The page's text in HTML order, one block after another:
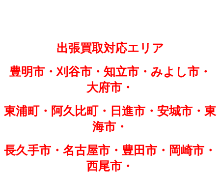
出張買取対応エリア
豊明市・刈谷市・知立市・みよし市・
大府市・
東浦町・阿久比町・日進市・安城市・東
海市・
長久手市・名古屋市・豊田市・岡崎市・
西尾市・